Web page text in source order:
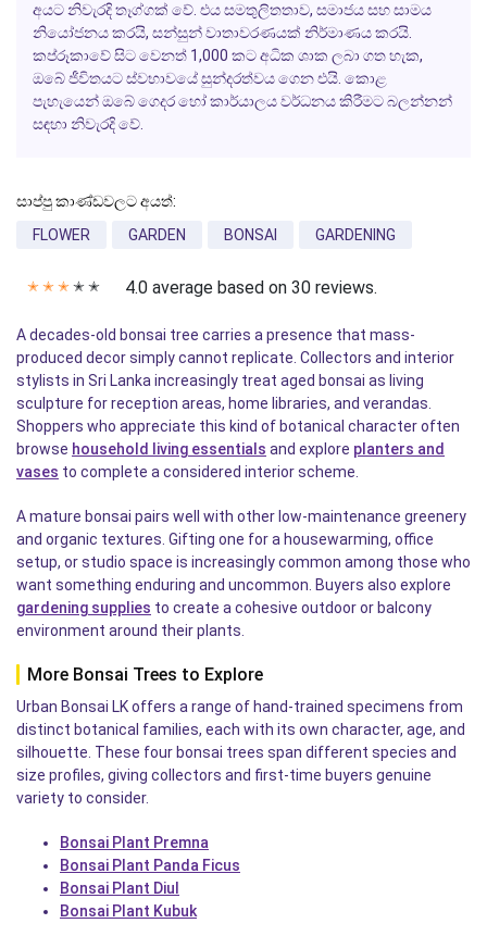
අයට නිවැරදි තෑග්ගක් වේ. එය සමතුලිතතාව, සමාජය සහ සාමය
නියෝජනය කරයි, සන්සුන් වාතාවරණයක් නිර්මාණය කරයි.
කප්රූකාවේ සිට වෙනත් 1,000 කට අධික ශාක ලබා ගත හැක,
ඔබේ ජීවිතයට ස්වභාවයේ සුන්දරත්වය ගෙන එයි. කොළ
පැහැයෙන් ඔබේ ගෙදර හෝ කාර්යාලය වර්ධනය කිරීමට බලන්නන්
සඳහා නිවැරදි වේ.
සාප්පු කාණ්ඩවලට අයත්:
FLOWER
GARDEN BONSAI GARDENING
✭ ✭ ✭ ✭ ✭ 4.0 average based on 30 reviews.
A decades-old bonsai tree carries a presence that mass-
produced decor simply cannot replicate. Collectors and interior
stylists in Sri Lanka increasingly treat aged bonsai as living
sculpture for reception areas, home libraries, and verandas.
Shoppers who appreciate this kind of botanical character often
browse household living essentials and explore planters and
vases to complete a considered interior scheme.
A mature bonsai pairs well with other low-maintenance greenery
and organic textures. Gifting one for a housewarming, office
setup, or studio space is increasingly common among those who
want something enduring and uncommon. Buyers also explore
gardening supplies to create a cohesive outdoor or balcony
environment around their plants.
More Bonsai Trees to Explore
Urban Bonsai LK offers a range of hand-trained specimens from
distinct botanical families, each with its own character, age, and
silhouette. These four bonsai trees span different species and
size profiles, giving collectors and first-time buyers genuine
variety to consider.
Bonsai Plant Premna
Bonsai Plant Panda Ficus
Bonsai Plant Diul
Bonsai Plant Kubuk